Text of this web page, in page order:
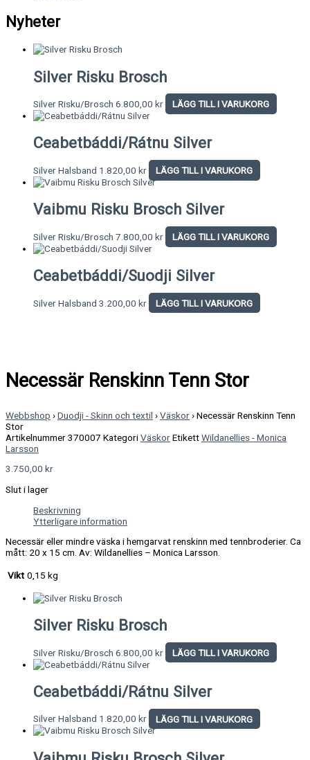
Nyheter
Silver Risku Brosch
Silver Risku/Brosch 6.800,00 kr LÄGG TILL I VARUKORG
Ceabetbáddi/Rátnu Silver
Silver Halsband 1.820,00 kr LÄGG TILL I VARUKORG
Vaibmu Risku Brosch Silver
Silver Risku/Brosch 7.800,00 kr LÄGG TILL I VARUKORG
Ceabetbáddi/Suodji Silver
Silver Halsband 3.200,00 kr LÄGG TILL I VARUKORG
Necessär Renskinn Tenn Stor
Webbshop ›Duodji - Skinn och textil ›Väskor›Necessär Renskinn Tenn
Stor
Artikelnummer370007 KategoriVäskorEtikettWildanellies - Monica
Larsson
3.750,00 kr
Slut i lager
Beskrivning
Ytterligare information
Necessär eller mindre väska i hemgarvat renskinn med tennbroderier. Ca
mått: 20 x 15 cm. Av: Wildanellies – Monica Larsson.
Vikt 0,15 kg
Silver Risku Brosch
Silver Risku/Brosch 6.800,00 kr LÄGG TILL I VARUKORG
Ceabetbáddi/Rátnu Silver
Silver Halsband 1.820,00 kr LÄGG TILL I VARUKORG